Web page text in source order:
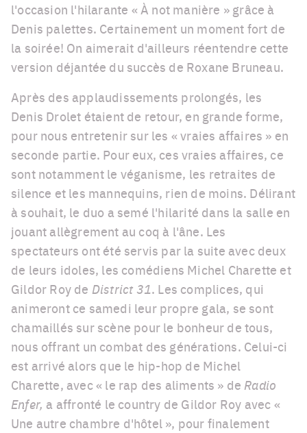
l'occasion l'hilarante « À not manière » grâce à
Denis palettes. Certainement un moment fort de
la soirée! On aimerait d'ailleurs réentendre cette
version déjantée du succès de Roxane Bruneau.
Après des applaudissements prolongés, les
Denis Drolet étaient de retour, en grande forme,
pour nous entretenir sur les « vraies affaires » en
seconde partie. Pour eux, ces vraies affaires, ce
sont notamment le véganisme, les retraites de
silence et les mannequins, rien de moins. Délirant
à souhait, le duo a semé l'hilarité dans la salle en
jouant allègrement au coq à l'âne. Les
spectateurs ont été servis par la suite avec deux
de leurs idoles, les comédiens Michel Charette et
Gildor Roy de District 31. Les complices, qui
animeront ce samedi leur propre gala, se sont
chamaillés sur scène pour le bonheur de tous,
nous offrant un combat des générations. Celui-ci
est arrivé alors que le hip-hop de Michel
Charette, avec « le rap des aliments » de Radio
Enfer, a affronté le country de Gildor Roy avec «
Une autre chambre d'hôtel », pour finalement